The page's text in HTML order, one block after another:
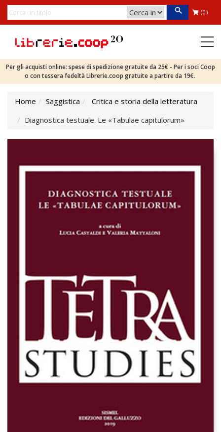
(0)
Per gli acquisti online: spese di spedizione gratuite da 25€ - Per i soci Coop
o con tessera fedeltà Librerie.coop gratuite a partire da 19€.
Home Saggistica
Critica e storia della letteratura
Diagnostica testuale. Le «Tabulae capitulorum»